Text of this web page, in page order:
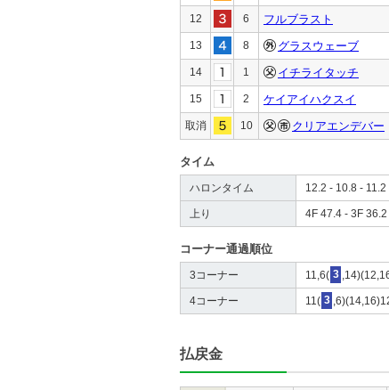
12 6 フルブラスト
13 8 グラスウェーブ
14 1 イチライタッチ
15 2 ケイアイハクスイ
取消 10 クリアエンデバー
タイム
ハロンタイム 12.2 - 10.8 -
上り 4F 47.4 - 3F 36.2
コーナー通過順位
3コーナー 11,6( 3
4コーナー 11( 3
払戻金